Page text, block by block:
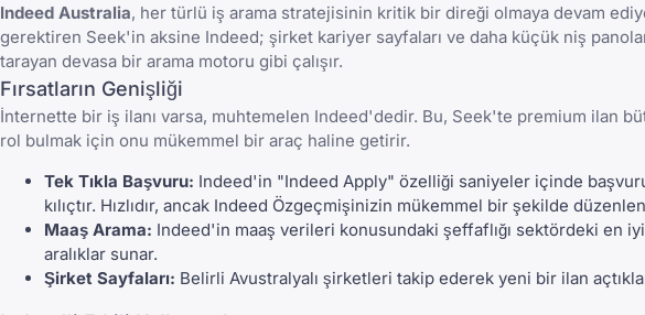
Indeed Australia, her türlü iş arama stratejisinin kritik bir direği olmaya devam
gerektiren Seek'in aksine Indeed; şirket kariyer sayfaları ve daha küçük niş
tarayan devasa bir arama motoru gibi çalışır.
Fırsatların Genişliği
İnternette bir iş ilanı varsa, muhtemelen Indeed'dedir. Bu, Seek'te premium ilan
rol bulmak için onu mükemmel bir araç haline getirir.
Tek Tıkla Başvuru: Indeed'in "Indeed Apply" özelliği saniyeler içinde
kılıçtır. Hızlıdır, ancak Indeed Özgeçmişinizin mükemmel bir şekilde
Maaş Arama: Indeed'in maaş verileri konusundaki şeffaflığı sektördeki en
aralıklar sunar.
Şirket Sayfaları: Belirli Avustralyalı şirketleri takip ederek yeni bir ilan